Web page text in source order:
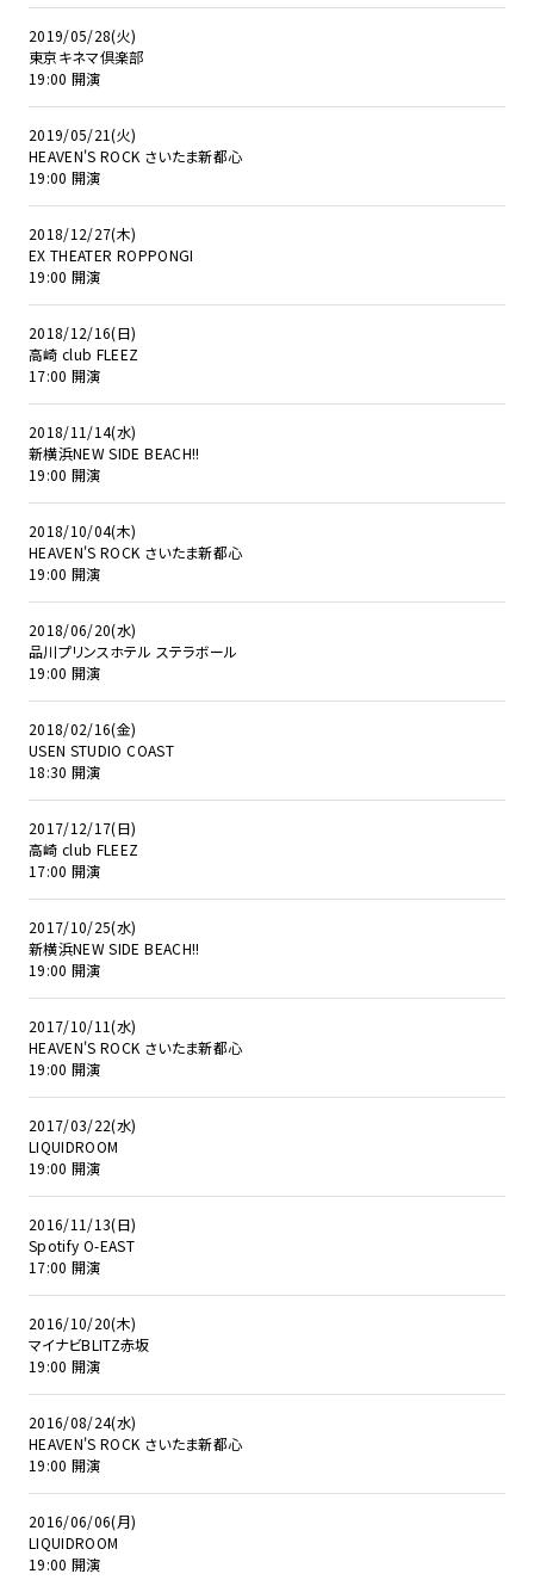
2019/05/28(火)
東京キネマ倶楽部
19:00 開演
2019/05/21(火)
HEAVEN'S ROCK さいたま新都心
19:00 開演
2018/12/27(木)
EX THEATER ROPPONGI
19:00 開演
2018/12/16(日)
高崎 club FLEEZ
17:00 開演
2018/11/14(水)
新横浜NEW SIDE BEACH!!
19:00 開演
2018/10/04(木)
HEAVEN'S ROCK さいたま新都心
19:00 開演
2018/06/20(水)
品川プリンスホテル ステラボール
19:00 開演
2018/02/16(金)
USEN STUDIO COAST
18:30 開演
2017/12/17(日)
高崎 club FLEEZ
17:00 開演
2017/10/25(水)
新横浜NEW SIDE BEACH!!
19:00 開演
2017/10/11(水)
HEAVEN'S ROCK さいたま新都心
19:00 開演
2017/03/22(水)
LIQUIDROOM
19:00 開演
2016/11/13(日)
Spotify O-EAST
17:00 開演
2016/10/20(木)
マイナビBLITZ赤坂
19:00 開演
2016/08/24(水)
HEAVEN'S ROCK さいたま新都心
19:00 開演
2016/06/06(月)
LIQUIDROOM
19:00 開演